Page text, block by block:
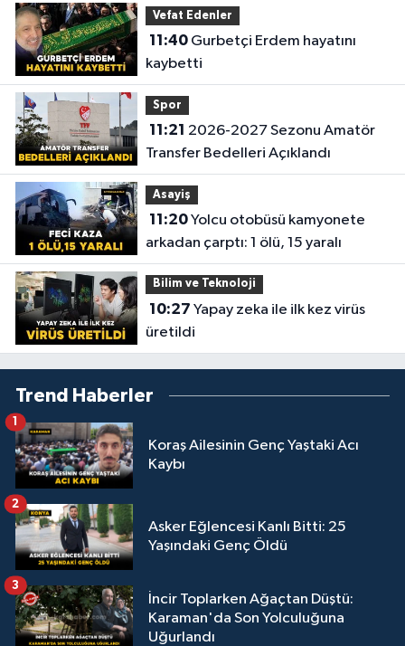
Vefat Edenler
11:40Gurbetçi Erdem hayatını
kaybetti
Spor
11:21
Transfer Bedelleri Açıklandı
Asayiş
11:20Yolcu otobüsü kamyonete
arkadan çarptı: 1 ölü, 15 yaralı
Bilim ve Teknoloji
10:27
üretildi
Trend Haberler
Koraş Ailesinin Genç Yaştaki Acı
Kaybı
1
Asker Eğlencesi Kanlı Bitti: 25
Yaşındaki Genç Öldü
2
İncir Toplarken Ağaçtan Düştü:
Karaman'da Son Yolculuğuna
Uğurlandı
3